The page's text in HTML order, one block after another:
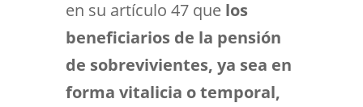
en su artículo 47 que los
beneficiarios de la pensión
de sobrevivientes, ya sea en
forma vitalicia o temporal,